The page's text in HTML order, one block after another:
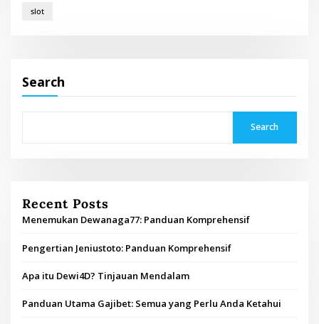
slot
Search
Search
Recent Posts
Menemukan Dewanaga77: Panduan Komprehensif
Pengertian Jeniustoto: Panduan Komprehensif
Apa itu Dewi4D? Tinjauan Mendalam
Panduan Utama Gajibet: Semua yang Perlu Anda Ketahui